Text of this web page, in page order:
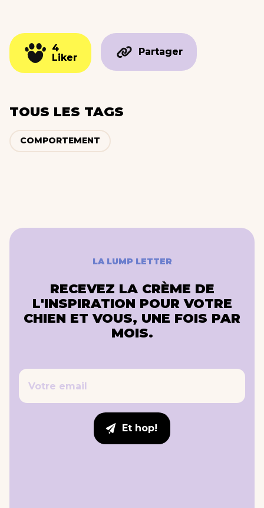
4
Liker
4
Liker
Partager
Partager
TOUS LES TAGS
COMPORTEMENT
LA LUMP LETTER
RECEVEZ LA CRÈME DE
L'INSPIRATION POUR VOTRE
CHIEN ET VOUS, UNE FOIS PAR
MOIS.